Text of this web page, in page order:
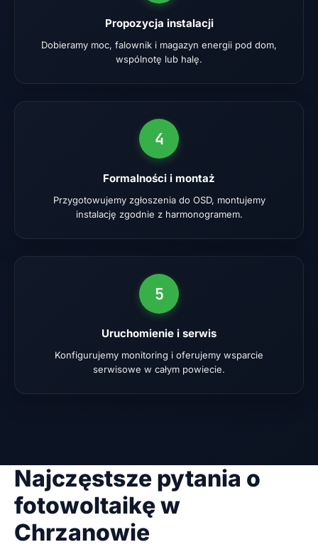
Propozycja instalacji
Dobieramy moc, falownik i magazyn energii pod dom,
wspólnotę lub halę.
4
Formalności i montaż
Przygotowujemy zgłoszenia do OSD, montujemy
instalację zgodnie z harmonogramem.
5
Uruchomienie i serwis
Konfigurujemy monitoring i oferujemy wsparcie
serwisowe w całym powiecie.
Najczęstsze pytania o
fotowoltaikę w
Chrzanowie